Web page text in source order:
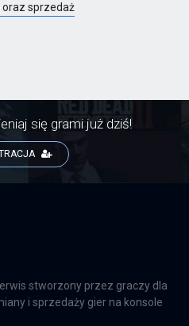
oraz sprzedaż
się grami już dziś!
stworzony przez graczy dla
i sprzedaży gier na konsole